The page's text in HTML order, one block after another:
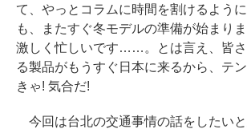
て、やっとコラムに時間を割けるよう
も、またすぐ冬モデルの準備が始まり
激しく忙しいです……。とは言え、皆
る製品がもうすぐ日本に来るから、テ
きゃ! 気合だ!
今回は台北の交通事情の話をしたい